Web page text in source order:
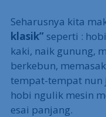
Seharusnya kita
klasik” seperti :
kaki, naik gunung,
berkebun,
tempat-tempat nun
hobi ngulik mesin
esai panjang.